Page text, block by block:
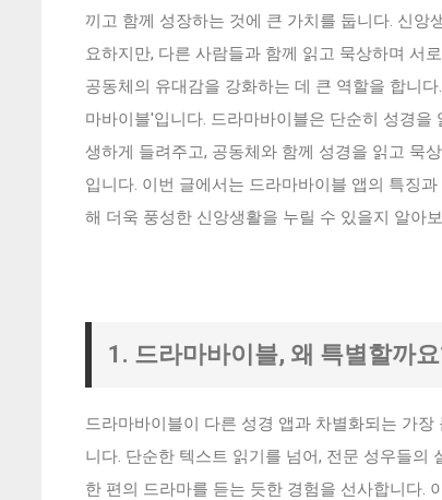
끼고 함께 성장하는 것에 큰 가치를 둡니다. 신앙
요하지만, 다른 사람들과 함께 읽고 묵상하며 서
공동체의 유대감을 강화하는 데 큰 역할을 합니
마바이블'입니다. 드라마바이블은 단순히 성경
생하게 들려주고, 공동체와 함께 성경을 읽고 묵
입니다. 이번 글에서는 드라마바이블 앱의 특징
해 더욱 풍성한 신앙생활을 누릴 수 있을지 알아
1. 드라마바이블, 왜 특별할까
드라마바이블이 다른 성경 앱과 차별화되는 가
니다. 단순한 텍스트 읽기를 넘어, 전문 성우들의
한 편의 드라마를 듣는 듯한 경험을 선사합니다.